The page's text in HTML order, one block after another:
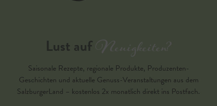
Lust aufNeuigkeiten?
Saisonale Rezepte, regionale Produkte, Produzenten-
Geschichten und aktuelle Genuss-Veranstaltungen aus dem
SalzburgerLand – kostenlos 2x monatlich direkt ins Postfach.